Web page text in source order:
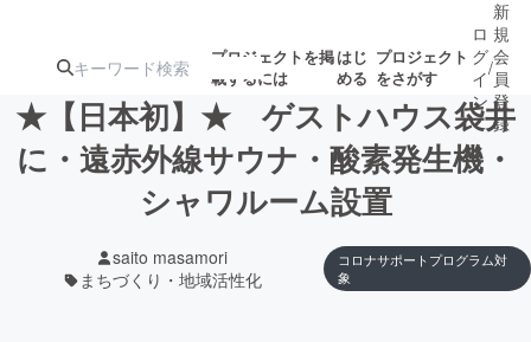
プロジェクトを掲
載するには
はじ
める
プロジェクト
をさがす
注目のリ 注目の新着プロ募集終了が近いプ
ロ
グ
イ
ン
/
新
規
会
員
登
録
★【日本初】★ ゲストハウス袋井
に・遠赤外線サウナ・酸素発生機・
シャワルーム設置
saito masamori
まちづくり・地域活性化
コロナサポートプログラム対
象